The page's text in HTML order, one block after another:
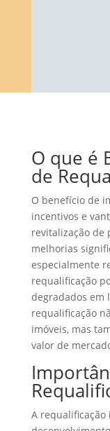
O que é
de
O benefício de
incentivos e
revitalização de
melhorias
especialmente
requalificação
degradados em
requalificação
imóveis, mas
valor de
A